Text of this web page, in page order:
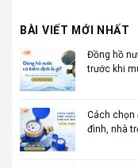
BÀI VIẾT MỚI NHẤT
Đồng hồ
trước khi
Cách chọn
đình, nhà